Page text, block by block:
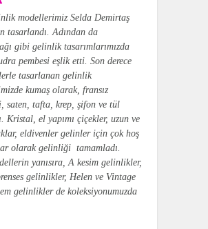
modellerimiz Selda Demirtaş
tasarlandı. Adından da
gibi gelinlik tasarımlarımızda
pembesi eşlik etti. Son derece
tasarlanan gelinlik
kumaş olarak, fransız
saten, tafta, krep, şifon ve tül
Kristal, el yapımı çiçekler, uzun ve
eldivenler gelinler için çok hoş
olarak gelinliği tamamladı.
yanısıra, A kesim gelinlikler,
gelinlikler, Helen ve Vintage
gelinlikler de koleksiyonumuzda